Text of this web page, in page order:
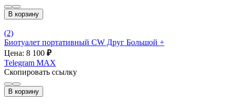
В корзину
(2)
Биотуалет портативный CW Друг Большой +
Цена: 8 100 ₽
Telegram MAX
Скопировать ссылку
В корзину